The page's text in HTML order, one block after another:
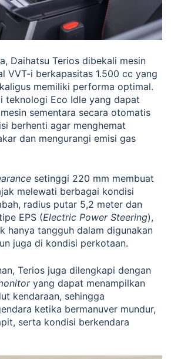
Daihatsu Terios dibekali mesin
VVT-i berkapasitas 1.500 cc yang
memiliki performa optimal.
teknologi Eco Idle yang dapat
sementara secara otomatis
berhenti agar menghemat
dan mengurangi emisi gas
setinggi 220 mm membuat
melewati berbagai kondisi
radius putar 5,2 meter dan
EPS (Electric Power Steering),
hanya tangguh dalam digunakan
juga di kondisi perkotaan.
Terios juga dilengkapi dengan
yang dapat menampilkan
kendaraan, sehingga
ketika bermanuver mundur,
serta kondisi berkendara